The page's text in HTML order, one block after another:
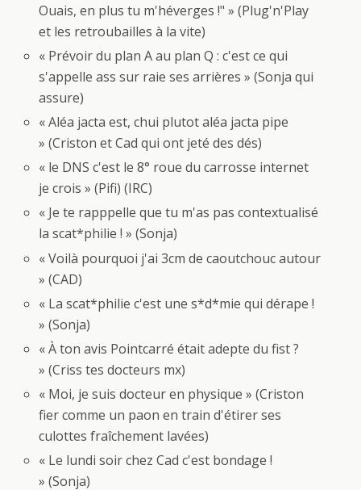
Ouais, en plus tu m'héverges !" » (Plug'n'Play
et les retroubailles à la vite)
« Prévoir du plan A au plan Q : c'est ce qui
s'appelle ass sur raie ses arrières » (Sonja qui
assure)
« Aléa jacta est, chui plutot aléa jacta pipe
» (Criston et Cad qui ont jeté des dés)
« le DNS c'est le 8° roue du carrosse internet
je crois » (Pifi) (IRC)
« Je te rapppelle que tu m'as pas contextualisé
la scat*philie ! » (Sonja)
« Voilà pourquoi j'ai 3cm de caoutchouc autour
» (CAD)
« La scat*philie c'est une s*d*mie qui dérape !
» (Sonja)
« À ton avis Pointcarré était adepte du fist ?
» (Criss tes docteurs mx)
« Moi, je suis docteur en physique » (Criston
fier comme un paon en train d'étirer ses
culottes fraîchement lavées)
« Le lundi soir chez Cad c'est bondage !
» (Sonja)